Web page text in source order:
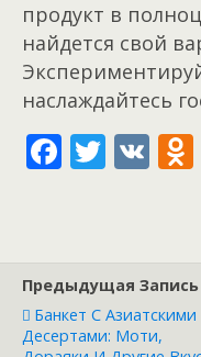
продукт в
найдется свой
наслаждайтесь
F
o
o
T V
kl
Предыдущая Запись
Банкет С Азиатскими
Десертами: Моти,